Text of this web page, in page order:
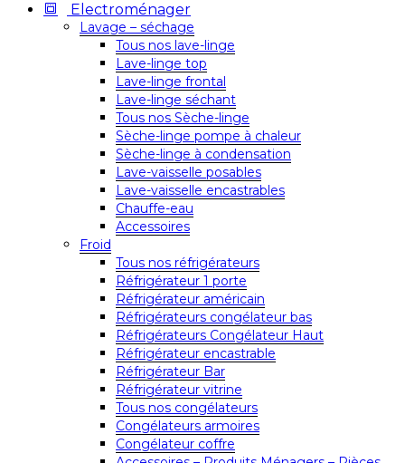
Electroménager
Lavage – séchage
Tous nos lave-linge
Lave-linge top
Lave-linge frontal
Lave-linge séchant
Tous nos Sèche-linge
Sèche-linge pompe à chaleur
Sèche-linge à condensation
Lave-vaisselle posables
Lave-vaisselle encastrables
Chauffe-eau
Accessoires
Froid
Tous nos réfrigérateurs
Réfrigérateur 1 porte
Réfrigérateur américain
Réfrigérateurs congélateur bas
Réfrigérateurs Congélateur Haut
Réfrigérateur encastrable
Réfrigérateur Bar
Réfrigérateur vitrine
Tous nos congélateurs
Congélateurs armoires
Congélateur coffre